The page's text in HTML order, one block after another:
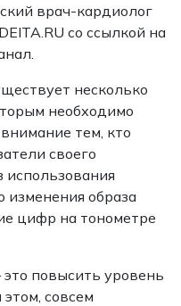
врач-кардиолог
со ссылкой на
несколько
необходимо
тем, кто
своего
использования
изменения образа
цифр на тонометре
повысить уровень
совсем